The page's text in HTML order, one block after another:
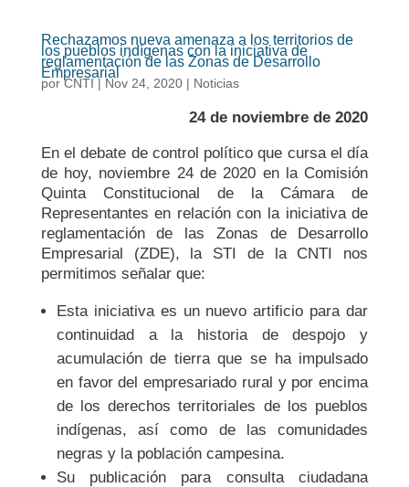
Rechazamos nueva amenaza a los territorios de
los pueblos indígenas con la iniciativa de
reglamentación de las Zonas de Desarrollo
Empresarial
porCNTI|Nov 24, 2020| Noticias
24 de noviembre de 2020
En el debate de control político que cursa el día
de hoy, noviembre 24 de 2020 en la Comisión
Quinta Constitucional de la Cámara de
Representantes en relación con la iniciativa de
reglamentación de las Zonas de Desarrollo
Empresarial (ZDE), la STI de la CNTI nos
permitimos señalar que:
Esta iniciativa es un nuevo artificio para dar
continuidad a la historia de despojo y
acumulación de tierra que se ha impulsado
en favor del empresariado rural y por encima
de los derechos territoriales de los pueblos
indígenas, así como de las comunidades
negras y la población campesina.
Su publicación para consulta ciudadana